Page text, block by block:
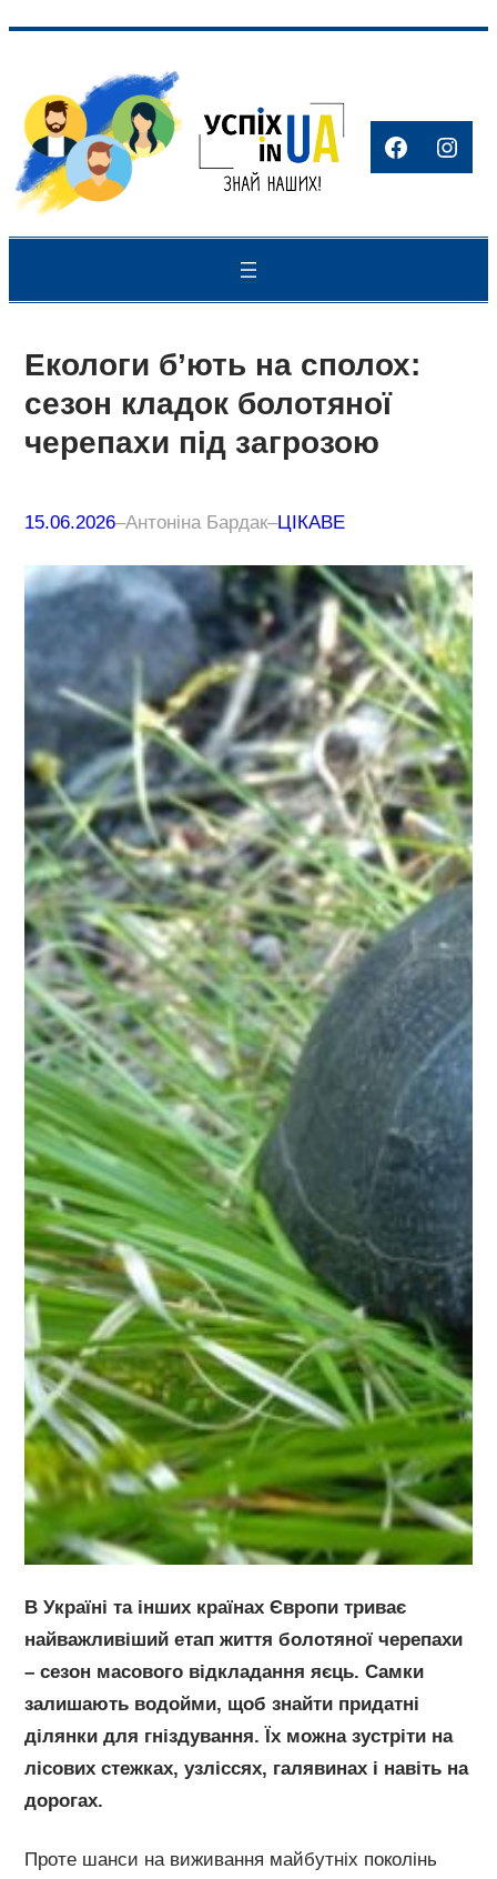
вмісту
Facebook
Екологи б’ють на сполох:
сезон кладок болотяної
черепахи під загрозою
15.06.2026–Антоніна Бардак–ЦІКАВЕ
В Україні та інших країнах Європи триває
найважливіший етап життя болотяної черепахи
– сезон масового відкладання яєць. Самки
залишають водойми, щоб знайти придатні
ділянки для гніздування. Їх можна зустріти на
лісових стежках, узліссях, галявинах і навіть на
дорогах.
Проте шанси на виживання майбутніх поколінь